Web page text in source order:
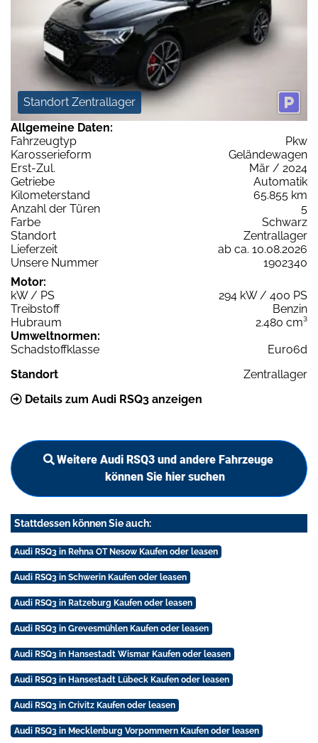
Standort Zentrallager
Allgemeine Daten:
Fahrzeugtyp
Pkw
Karosserieform
Geländewagen
Erst-Zul.
Mär / 2024
Getriebe
Automatik
Kilometerstand
65.855 km
Anzahl der Türen
5
Farbe
Schwarz
Standort
Zentrallager
Lieferzeit
ab ca. 10.08.2026
Unsere Nummer
1902340
Motor:
kW / PS
294 kW / 400 PS
Treibstoff
Benzin
Hubraum
2.480 cm³
Umweltnormen:
Schadstoffklasse
Euro6d
Standort
Zentrallager
Details zum Audi RSQ3 anzeigen
Weitere Audi RSQ3 und andere Fahrzeuge
können Sie hier suchen
Stattdessen können Sie auch:
Audi RSQ3 in Rehna OT Nesow Kaufen oder leasen
Audi RSQ3 in Schwerin Kaufen oder leasen
Audi RSQ3 in Ratzeburg Kaufen oder leasen
Audi RSQ3 in Grevesmühlen Kaufen oder leasen
Audi RSQ3 in Hansestadt Wismar Kaufen oder leasen
Audi RSQ3 in Hansestadt Lübeck Kaufen oder leasen
Audi RSQ3 in Crivitz Kaufen oder leasen
Audi RSQ3 in Mecklenburg Vorpommern Kaufen oder leasen